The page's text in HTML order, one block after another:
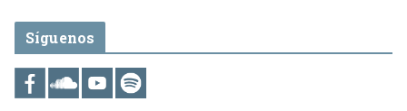
Síguenos